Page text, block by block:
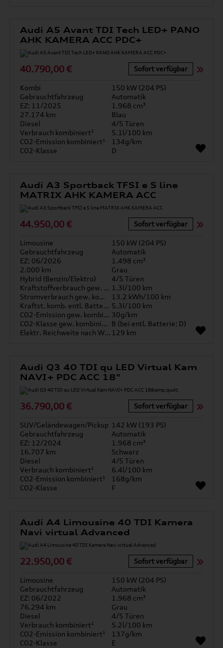
Audi A5 Avant TDI Tech LED+ PANO
AHK KAMERA ACC PDC+
40.790,00 € Sofort verfügbar
Kombi
150 kW (204 PS)
Gebrauchtfahrzeug
Automatik
EZ: 11/2025
1.968 cm³
27.174 km
Blau
Diesel
4/5 Türen
Verbrauch kombiniert¹
5.1l/100 km
CO2-Emission kombiniert¹
134g/km
CO2-Klasse
D
Audi A3 Sportback TFSI e S line
MATRIX AHK KAMERA ACC
44.950,00 € Sofort verfügbar
Limousine
150 kW (204 PS)
Gebrauchtfahrzeug
Automatik
EZ: 06/2026
1.498 cm³
2.000 km
Grau
Hybrid (Benzin/Elektro)
4/5 Türen
Kraftstoffverbrauch gew. kombiniert 1.3l/100 km
Stromverbrauch gew. kombiniert
13.2 kWh/100 km
Kraftst. komb. entl. Batterie 5.3l/100 km
CO2-Emission gew. kombiniert 30g/km
CO2-Klasse gew. kombiniert B (bei entl. Batterie: D)
Elektr. Reichweite nach WLTP* 129 km
Audi Q3 40 TDI qu LED Virtual Kam
NAVI+ PDC ACC 18"
36.790,00 € Sofort verfügbar
SUV/Geländewagen/Pickup 142 kW (193 PS)
Gebrauchtfahrzeug
Automatik
EZ: 12/2024
1.968 cm³
16.707 km
Schwarz
Diesel
4/5 Türen
Verbrauch kombiniert¹
6.4l/100 km
CO2-Emission kombiniert¹
168g/km
CO2-Klasse
F
Audi A4 Limousine 40 TDI Kamera
Navi virtual Advanced
22.950,00 € Sofort verfügbar
Limousine
150 kW (204 PS)
Gebrauchtfahrzeug
Automatik
EZ: 06/2022
1.968 cm³
76.294 km
Grau
Diesel
4/5 Türen
Verbrauch kombiniert¹
5.2l/100 km
CO2-Emission kombiniert¹
137g/km
CO2-Klasse
E